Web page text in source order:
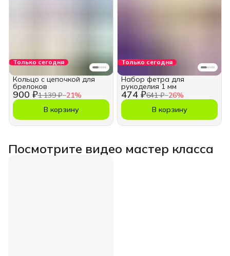
Только сегодня
900 ₽1 139 ₽−21%
Кольцо с цепочкой для
брелоков
В корзину
Только сегодня
474 ₽641 ₽−26%
Набор фетра для
рукоделия 1 мм
В корзину
Посмотрите видео мастер класса